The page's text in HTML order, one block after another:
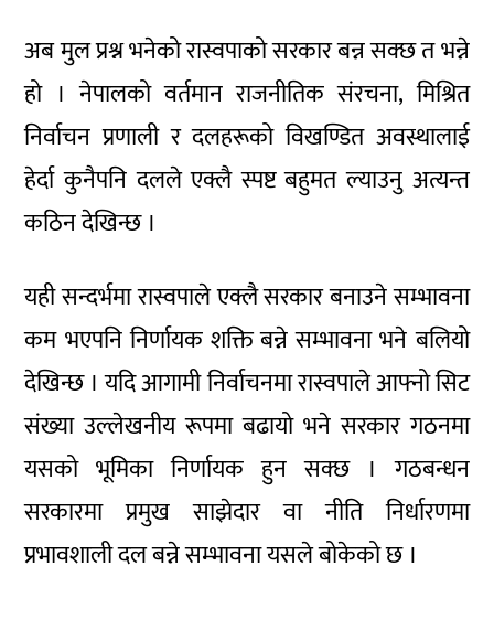
अब मुल प्रश्न भनेको रास्वपाको सरकार बन्न सक्छ त भन्ने
हो । नेपालको वर्तमान राजनीतिक संरचना, मिश्रित
निर्वाचन प्रणाली र दलहरूको विखण्डित अवस्थालाई
हेर्दा कुनैपनि दलले एक्लै स्पष्ट बहुमत ल्याउनु अत्यन्त
कठिन देखिन्छ ।
यही सन्दर्भमा रास्वपाले एक्लै सरकार बनाउने सम्भावना
कम भएपनि निर्णायक शक्ति बन्ने सम्भावना भने बलियो
देखिन्छ । यदि आगामी निर्वाचनमा रास्वपाले आफ्नो सिट
संख्या उल्लेखनीय रूपमा बढायो भने सरकार गठनमा
यसको भूमिका निर्णायक हुन सक्छ । गठबन्धन
सरकारमा प्रमुख साझेदार वा नीति निर्धारणमा
प्रभावशाली दल बन्ने सम्भावना यसले बोकेको छ ।